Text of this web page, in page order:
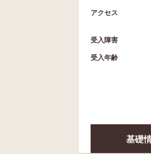
アクセス
受入障害
受入年齢
基礎